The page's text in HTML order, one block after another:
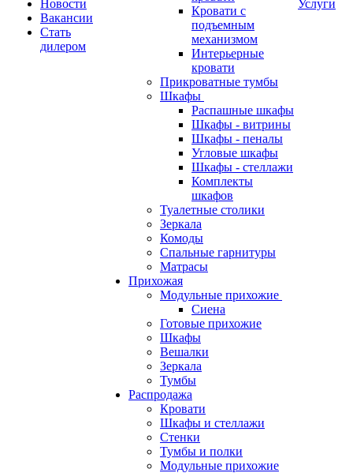
Новости
Вакансии
Стать
дилером
Кровати с
подъемным
механизмом
Интерьерные
кровати
Прикроватные тумбы
Шкафы
Распашные шкафы
Шкафы - витрины
Шкафы - пеналы
Угловые шкафы
Шкафы - стеллажи
Комплекты
шкафов
Туалетные столики
Зеркала
Комоды
Спальные гарнитуры
Матрасы
Прихожая
Модульные прихожие
Сиена
Готовые прихожие
Шкафы
Вешалки
Зеркала
Тумбы
Распродажа
Кровати
Шкафы и стеллажи
Стенки
Тумбы и полки
Модульные прихожие
Услуги